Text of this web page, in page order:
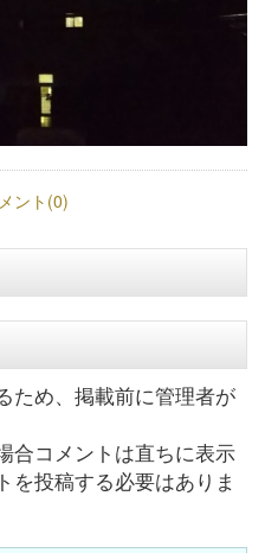
ント(0)
ため、掲載前に管理者が
合コメントは直ちに表示
を投稿する必要はありま